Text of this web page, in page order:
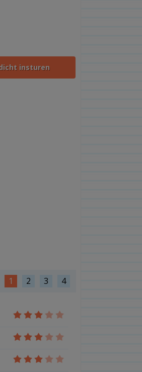
insturen
1 2 3 4